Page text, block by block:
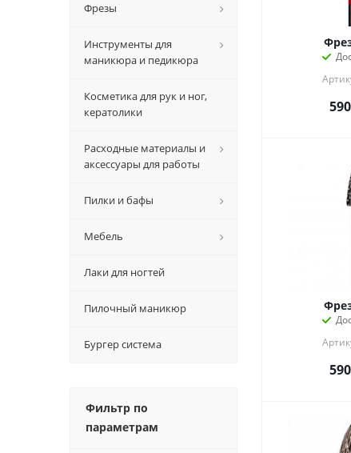
590
590
Фрезы
Инструменты для
маникюра и педикюра
Косметика для рук и ног,
кератолики
Расходные материалы и
аксессуары для работы
Пилки и бафы
Мебель
Лаки для ногтей
Пилочный маникюр
Бургер система
Фильтр по
параметрам